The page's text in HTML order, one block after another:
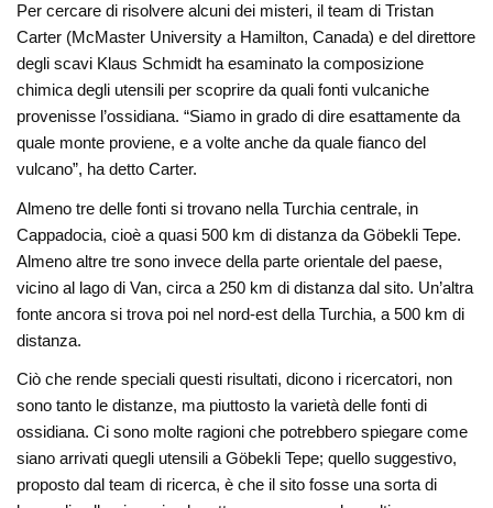
Per cercare di risolvere alcuni dei misteri, il team di Tristan
Carter (McMaster University a Hamilton, Canada) e del direttore
degli scavi Klaus Schmidt ha esaminato la composizione
chimica degli utensili per scoprire da quali fonti vulcaniche
provenisse l’ossidiana. “Siamo in grado di dire esattamente da
quale monte proviene, e a volte anche da quale fianco del
vulcano”, ha detto Carter.
Almeno tre delle fonti si trovano nella Turchia centrale, in
Cappadocia, cioè a quasi 500 km di distanza da Göbekli Tepe.
Almeno altre tre sono invece della parte orientale del paese,
vicino al lago di Van, circa a 250 km di distanza dal sito. Un’altra
fonte ancora si trova poi nel nord-est della Turchia, a 500 km di
distanza.
Ciò che rende speciali questi risultati, dicono i ricercatori, non
sono tanto le distanze, ma piuttosto la varietà delle fonti di
ossidiana. Ci sono molte ragioni che potrebbero spiegare come
siano arrivati quegli utensili a Göbekli Tepe; quello suggestivo,
proposto dal team di ricerca, è che il sito fosse una sorta di